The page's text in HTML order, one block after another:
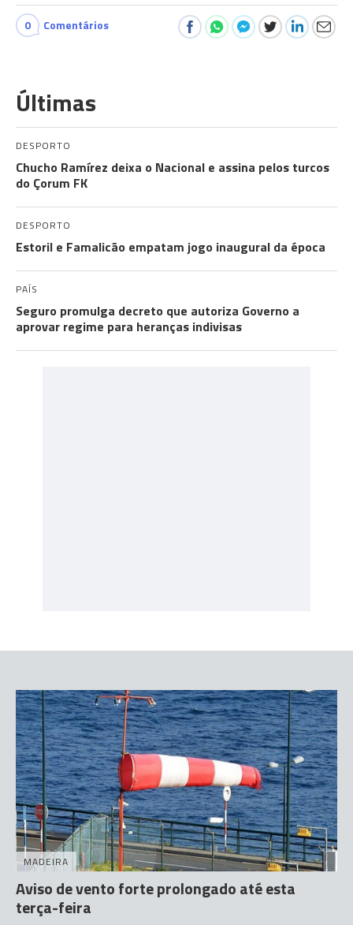
0 Comentários
Últimas
DESPORTO
Chucho Ramírez deixa o Nacional e assina pelos turcos
do Çorum FK
DESPORTO
Estoril e Famalicão empatam jogo inaugural da época
PAÍS
Seguro promulga decreto que autoriza Governo a
aprovar regime para heranças indivisas
MADEIRA
Aviso de vento forte prolongado até esta
terça-feira